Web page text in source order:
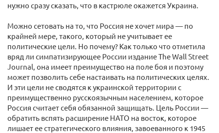
нужно сразу сказать, что в кастрюле окажется Украина.
Можно сетовать на то, что Россия не хочет мира — по
крайней мере, такого, который не учитывает ее
политические цели. Но почему? Как только что отметила
вряд ли симпатизирующее России издание The Wall Street
Journal, она имеет преимущество на поле боя и поэтому
может позволить себе настаивать на политических целях.
И эти цели не сводятся к украинской территории с
преимущественно русскоязычным населением, которое
Россия считает себя обязанной защищать. Цель России —
обратить вспять расширение НАТО на восток, которое
лишает ее стратегического влияния, завоеванного к 1945